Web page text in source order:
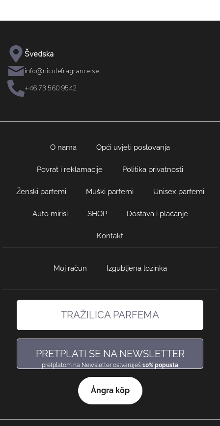
Švedska
info@nicolefragrance.se
+46 73 560 9542
O nama Opći uvjeti poslovanja
Povrat i reklamacije Politika privatnosti
Ženski parfemi Muški parfemi Unisex parfemi
Auto mirisi SHOP Dostava i plaćanje
Kontakt
Moj račun Izgubljena lozinka
TRAŽILICA PARFEMA
PRETPLATI SE NA NEWSLETTER
pretplatom na Newsletter ostvaruješ 10% popusta
Ångra köp